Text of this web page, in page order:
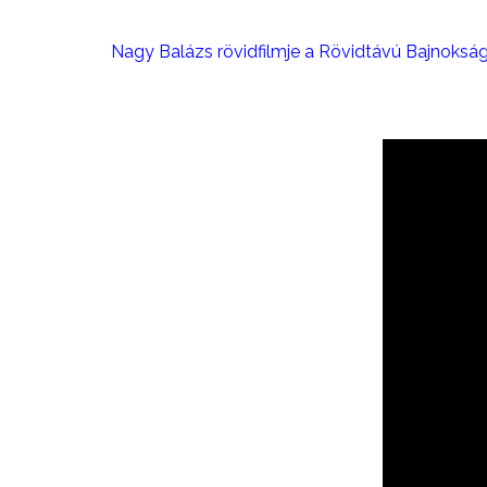
Nagy Balázs rövidfilmje a Rövidtávú